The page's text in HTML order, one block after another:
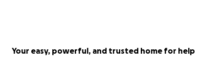
Your easy, powerful, and trusted home for help